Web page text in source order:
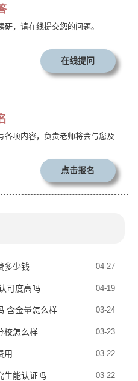
研，请在线提交您的问题。
在线提问
各项内容，负责老师将会与您及
点击报名
多少钱 04-27
可度高吗 04-19
含金量怎么样 03-24
校怎么样 03-23
用 03-22
生能认证吗 03-22